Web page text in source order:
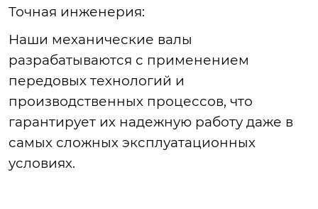
Точная инженерия:
Наши механические валы
разрабатываются с применением
передовых технологий и
производственных процессов, что
гарантирует их надежную работу даже в
самых сложных эксплуатационных
условиях.